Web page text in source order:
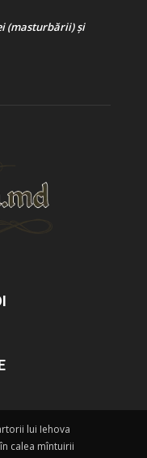
(masturbării) şi
lui Iehova
calea mîntuirii